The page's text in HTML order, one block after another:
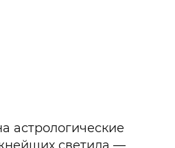
астрологические